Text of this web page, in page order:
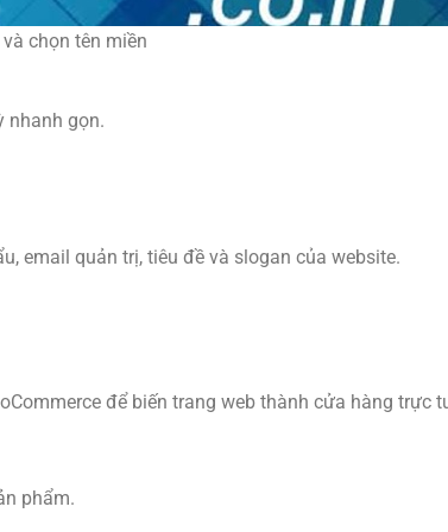
chọn tên miền
nhanh gọn.
email quản trị, tiêu đề và slogan của website.
để biến trang web thành cửa hàng trực
phẩm.